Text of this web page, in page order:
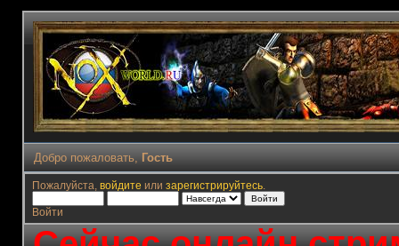
Добро пожаловать, Гость
Пожалуйста, войдите или зарегистрируйтесь.
Войти